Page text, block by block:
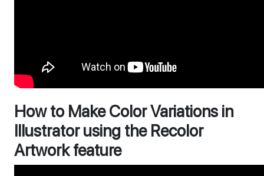
How to Make Color Variations in
Illustrator using the Recolor
Artwork feature